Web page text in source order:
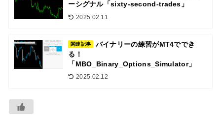
ーシグナル「sixty-second-trades」
2025.02.11
関連記事
バイナリーの練習がMT4ででき
る！
「MBO_Binary_Options_Simulator」
2025.02.12